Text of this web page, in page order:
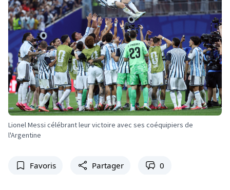
Lionel Messi célébrant leur victoire avec ses coéquipiers de
l'Argentine
Favoris Partager 0